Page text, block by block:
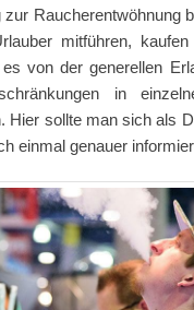
zur Raucherentwöhnung
mitführen,
von der generellen
in
Hier sollte man sich als
einmal genauer